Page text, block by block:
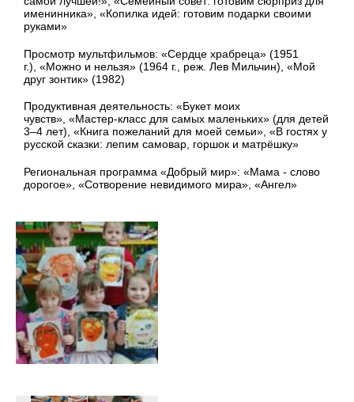
именинника», «Копилка идей: готовим подарки своими
руками»
Просмотр мультфильмов: «Сердце храбреца» (1951
г.), «Можно и нельзя» (1964 г., реж. Лев Мильчин), «Мой
друг зонтик» (1982)
Продуктивная деятельность: «Букет моих
чувств», «Мастер-класс для самых маленьких» (для детей
3–4 лет), «Книга пожеланий для моей семьи», «В гостях у
русской сказки: лепим самовар, горшок и матрёшку»
Региональная программа «Добрый мир»: «Мама - слово
дорогое», «Сотворение невидимого мира», «Ангел»